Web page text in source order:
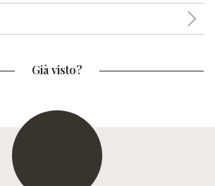
Già visto?